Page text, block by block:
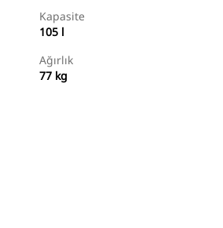
Kapasite
105 l
Ağırlık
77 kg